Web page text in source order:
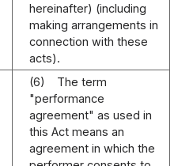
hereinafter) (including
making arrangements in
connection with these
acts).
(6)
The term
"performance
agreement" as used in
this Act means an
agreement in which the